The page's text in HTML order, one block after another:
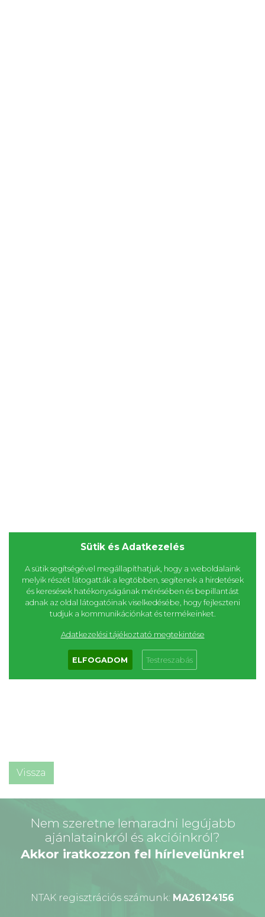
Vissza
Nem szeretne lemaradni legújabb
ajánlatainkról és akcióinkról?
Akkor iratkozzon fel hírlevelünkre!
NTAK regisztrációs számunk: MA26124156
Sütik és Adatkezelés
A sütik segítségével megállapíthatjuk, hogy a weboldalaink
melyik részét látogatták a legtöbben, segítenek a hirdetések
és keresések hatékonyságának mérésében és bepillantást
adnak az oldal látogatóinak viselkedésébe, hogy fejleszteni
tudjuk a kommunikációnkat és termékeinket.
Adatkezelési tájékoztató megtekintése
ELFOGADOM Testreszabás